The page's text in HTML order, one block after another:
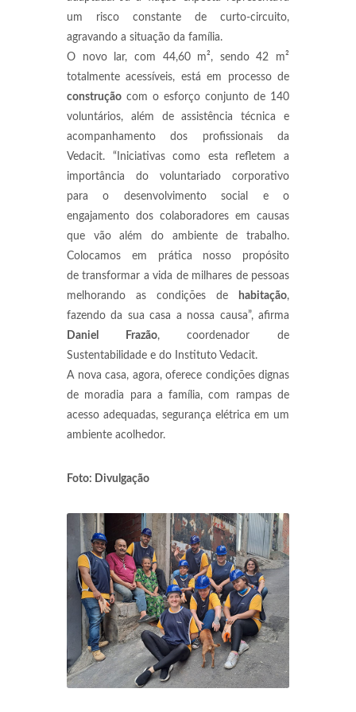
um risco constante de curto-circuito,
agravando a situação da família.
O novo lar, com 44,60 m², sendo 42 m²
totalmente acessíveis, está em processo de
construção com o esforço conjunto de 140
voluntários, além de assistência técnica e
acompanhamento dos profissionais da
Vedacit. “Iniciativas como esta refletem a
importância do voluntariado corporativo
para o desenvolvimento social e o
engajamento dos colaboradores em causas
que vão além do ambiente de trabalho.
Colocamos em prática nosso propósito
de transformar a vida de milhares de pessoas
melhorando as condições de
habitação,
fazendo da sua casa a nossa causa”, afirma
Daniel Frazão, coordenador de
Sustentabilidade e do Instituto Vedacit.
A nova casa, agora, oferece condições dignas
de moradia para a família, com rampas de
acesso adequadas, segurança elétrica em um
ambiente acolhedor.
Foto: Divulgação